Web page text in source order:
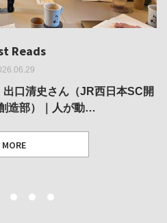
Reads
口清史さん（JR西日本SC開
造部）｜人が動…
MORE
Reads
梅津庸一は、「大阪のゆかり
とができたのか…
Reads
博覧会の残像
MORE
Reads
朗 個展「余りの風景」
MORE
Reads
しての線——「ライフライン」
展
3 4 5